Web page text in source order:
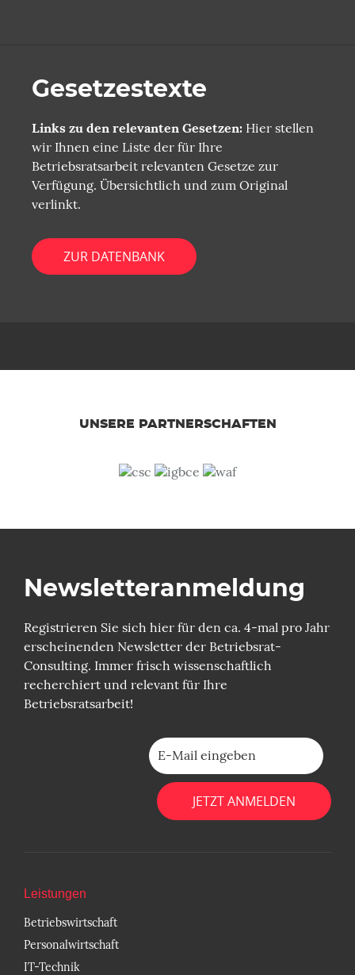
Gesetzestexte
Links zu den relevanten Gesetzen: Hier stellen
wir Ihnen eine Liste der für Ihre
Betriebsratsarbeit relevanten Gesetze zur
Verfügung. Übersichtlich und zum Original
verlinkt.
ZUR DATENBANK
UNSERE PARTNERSCHAFTEN
Newsletter­anmeldung
Registrieren Sie sich hier für den ca. 4-mal pro Jahr
erscheinenden Newsletter der Betriebsrat-
Consulting. Immer frisch wissenschaftlich
recherchiert und relevant für Ihre
Betriebsratsarbeit!
Bitte lasse dieses Feld leer.
Leistungen
Betriebswirtschaft
Personalwirtschaft
IT-Technik